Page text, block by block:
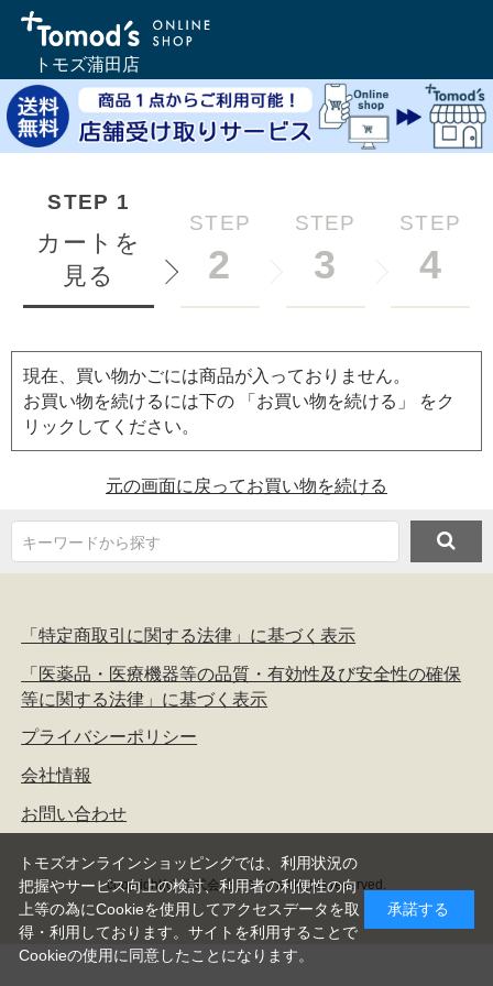
トモズ蒲田店
STEP 1
カートを
見る
STEP
2
STEP
3
STEP
4
現在、買い物かごには商品が入っておりません。
お買い物を続けるには下の 「お買い物を続ける」 をク
リックしてください。
元の画面に戻ってお買い物を続ける
キーワードから探す
「特定商取引に関する法律」に基づく表示
「医薬品・医療機器等の品質・有効性及び安全性の確保
等に関する法律」に基づく表示
プライバシーポリシー
会社情報
お問い合わせ
copyright(c) 株式会社トモズ all rights reserved.
トモズオンラインショッピングでは、利用状況の
把握やサービス向上の検討、利用者の利便性の向
上等の為にCookieを使用してアクセスデータを取
得・利用しております。サイトを利用することで
Cookieの使用に同意したことになります。
承諾する